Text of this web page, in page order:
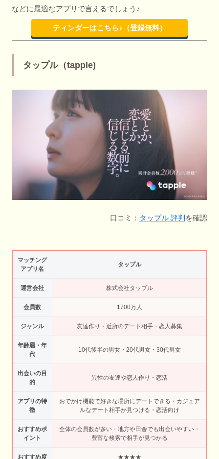
などに最適なアプリで言えるでしょう♪
ティンダーはこちら♪（登録無料）
タップル（tapple)
口コミ： タップル 評判 を確認
マッチング
アプリ名
タップル
運営会社 株式会社タップル
会員数 1700万人
ジャンル 友達作り・近所のデート相手・恋人募集
年齢層・年
代
10代後半の男女・20代男女・30代男女
出会いの目
的
異性の友達や恋人作り・恋活
アプリの特
徴
おでかけ機能で好きな場所にデートできる・カジュア
ルなデート相手が見つける・恋活向け
おすすめポ
イント
全体の会員数が多い・地方や田舎でも出会いやすい・
豊富な検索で相手が見つかる
おすすめ度 ★★★★